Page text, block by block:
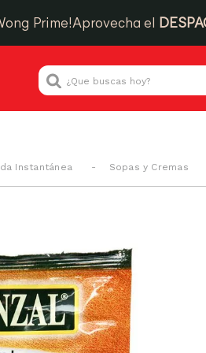
Prime!Aprovecha el
¿Que buscas hoy?
Instantánea Sopas y Cremas